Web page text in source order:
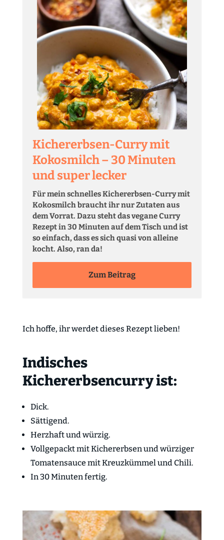
Kichererbsen-Curry mit
Kokosmilch – 30 Minuten
und super lecker
Für mein schnelles Kichererbsen-Curry mit
Kokosmilch braucht ihr nur Zutaten aus
dem Vorrat. Dazu steht das vegane Curry
Rezept in 30 Minuten auf dem Tisch und ist
so einfach, dass es sich quasi von alleine
kocht. Also, ran da!
Zum Beitrag
Ich hoffe, ihr werdet dieses Rezept lieben!
Indisches
Kichererbsencurry ist:
Dick.
Sättigend.
Herzhaft und würzig.
Vollgepackt mit Kichererbsen und würziger
Tomatensauce mit Kreuzkümmel und Chili.
In 30 Minuten fertig.